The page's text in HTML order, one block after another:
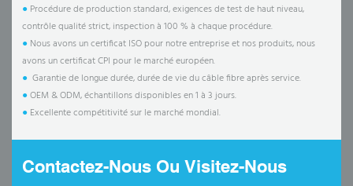
● Procédure de production standard, exigences de test de haut niveau,
contrôle qualité strict, inspection à 100 % à chaque procédure.
● Nous avons un certificat ISO pour notre entreprise et nos produits, nous
avons un certificat CPI pour le marché européen.
● Garantie de longue durée, durée de vie du câble fibre après service.
●OEM & ODM, échantillons disponibles en 1 à 3 jours.
● Excellente compétitivité sur le marché mondial.
Contactez-Nous Ou Visitez-Nous